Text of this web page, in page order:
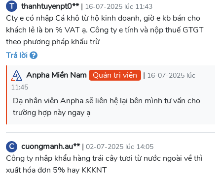
T thanhtuyenpt0**| 16-07-2025 lúc 11:43
Cty e có nhập Cá khô từ hộ kinh doanh, giờ e kb bán cho
khách lẻ là bn % VAT ạ. Công ty e tính và nộp thuế GTGT
theo phương pháp khấu trừ
Trả lời
Anpha Miền Nam Quản trị viên | 16-07-2025 lúc
11:45
Dạ nhân viên Anpha sẽ liên hệ lại bên mình tư vấn cho
C cuongmanh.au**| 02-07-2025 lúc 14:05
Công ty nhập khẩu hàng trái cây tươi từ nước ngoài về thì
xuất hóa đơn 5% hay KKKNT